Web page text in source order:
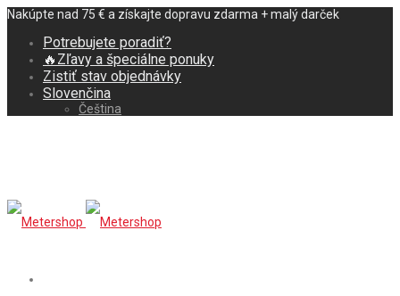
Nakúpte nad 75 € a získajte dopravu zdarma + malý darček
Potrebujete poradiť?
🔥Zľavy a špeciálne ponuky
Zistiť stav objednávky
Slovenčina
Čeština